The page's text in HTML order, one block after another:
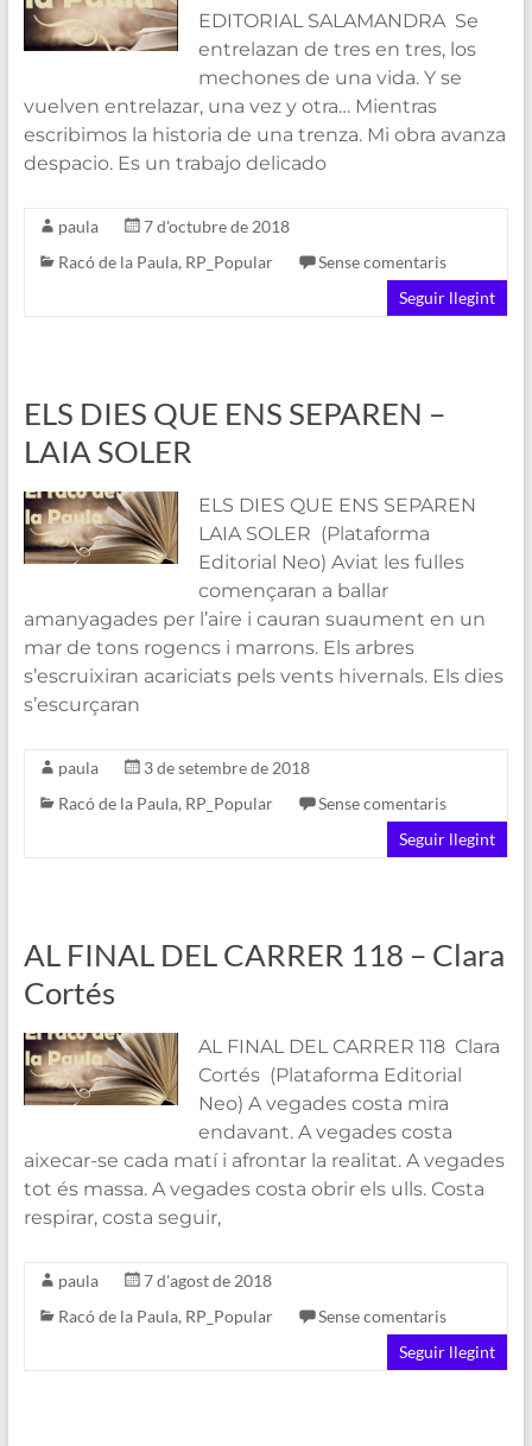
EDITORIAL SALAMANDRA Se
entrelazan de tres en tres, los
mechones de una vida. Y se
vuelven entrelazar, una vez y otra… Mientras
escribimos la historia de una trenza. Mi obra avanza
despacio. Es un trabajo delicado
paula
7 d'octubre de 2018
Racó de la Paula, RP_Popular
Sense comentaris
Seguir llegint
ELS DIES QUE ENS SEPAREN –
LAIA SOLER
ELS DIES QUE ENS SEPAREN
LAIA SOLER (Plataforma
Editorial Neo) Aviat les fulles
començaran a ballar
amanyagades per l’aire i cauran suaument en un
mar de tons rogencs i marrons. Els arbres
s’escruixiran acariciats pels vents hivernals. Els dies
s’escurçaran
paula
3 de setembre de 2018
Racó de la Paula, RP_Popular
Sense comentaris
Seguir llegint
AL FINAL DEL CARRER 118 – Clara
Cortés
AL FINAL DEL CARRER 118 Clara
Cortés (Plataforma Editorial
Neo) A vegades costa mira
endavant. A vegades costa
aixecar-se cada matí i afrontar la realitat. A vegades
tot és massa. A vegades costa obrir els ulls. Costa
respirar, costa seguir,
paula
7 d'agost de 2018
Racó de la Paula, RP_Popular
Sense comentaris
Seguir llegint